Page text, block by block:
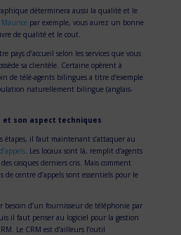
déterminera aussi la qualité et le
par exemple, vous aurez un bonne
de qualité et le cout.
pays d’accueil selon les services que vous
sa clientèle. Certaine opèrent à
de télé-agents bilingues a titre d’exemple
naturellement bilingue (anglais-
et son aspect techniques
étapes, il faut maintenant s’attaquer au
. Les locaux sont là, remplit d’agents
casques derniers cris. Mais comment
de centre d’appels sont essentiels pour le
besoin d’un fournisseur de téléphonie par
il faut penser au logiciel pour la gestion
Le CRM est d’ailleurs l’outil